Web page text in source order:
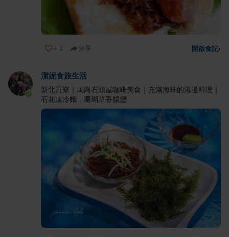
+ 1 分享 開啟食記›
潔妮食旅生活
新北貢寮｜馬崗石頭屋咖啡美食｜充滿海味的港邊料理｜
石花凍冷麵．珊瑚草香腸堡